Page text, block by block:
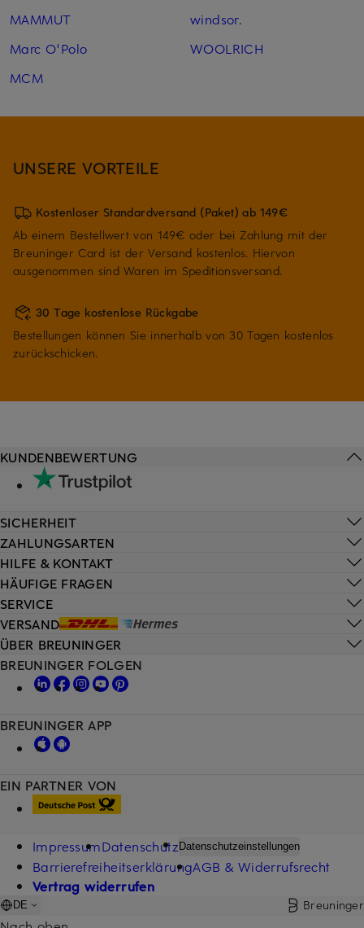
MAMMUT
Marc O'Polo
MCM
windsor.
WOOLRICH
UNSERE VORTEILE
Kostenloser Standardversand (Paket) ab 149€
Ab einem Bestellwert von 149€ oder bei Zahlung mit der
Breuninger Card ist der Versand kostenlos. Hiervon
ausgenommen sind Waren im Speditionsversand.
30 Tage kostenlose Rückgabe
Bestellungen können Sie innerhalb von 30 Tagen kostenlos
zurückschicken.
HILFE & KONTAKT
HÄUFIGE FRAGEN
SERVICE
VERSAND
KUNDENBEWERTUNG
SICHERHEIT
ZAHLUNGSARTEN
ÜBER BREUNINGER
EIN PARTNER VON
BREUNINGER FOLGEN
BREUNINGER APP
ImpressumDatenschutz Datenschutzeinstellungen
BarrierefreiheitserklärungAGB & Widerrufsrecht
Vertrag widerrufen
DE Breuninger